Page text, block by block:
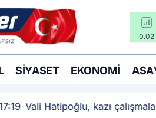
0.02
SIYASET EKONOMI
Vali Hatipoğlu, kazı